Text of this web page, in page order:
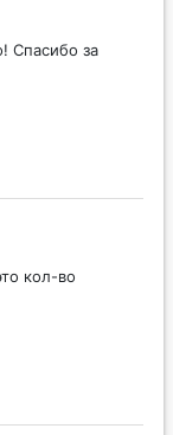
Спасибо за
кол-во